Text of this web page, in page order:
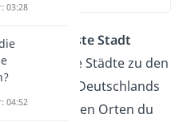
gefährlichste Stadt
? Welche Städte zu den
Städten Deutschlands
und an welchen Orten du
03:28
04:52